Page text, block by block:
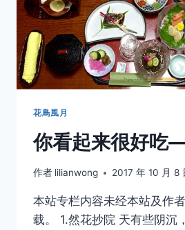
花鳥風月
你看起来很好
作者 lilianwong 2017 年 10 月 8
本站专栏内容未经本站及作
载。 1.然花抄院 天有些阴沉